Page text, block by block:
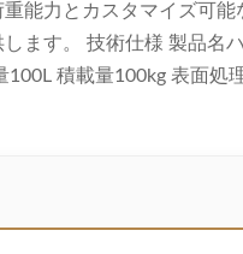
能力とカスタマイズ可
ます。 技術仕様 製品名
積載量100kg 表面処